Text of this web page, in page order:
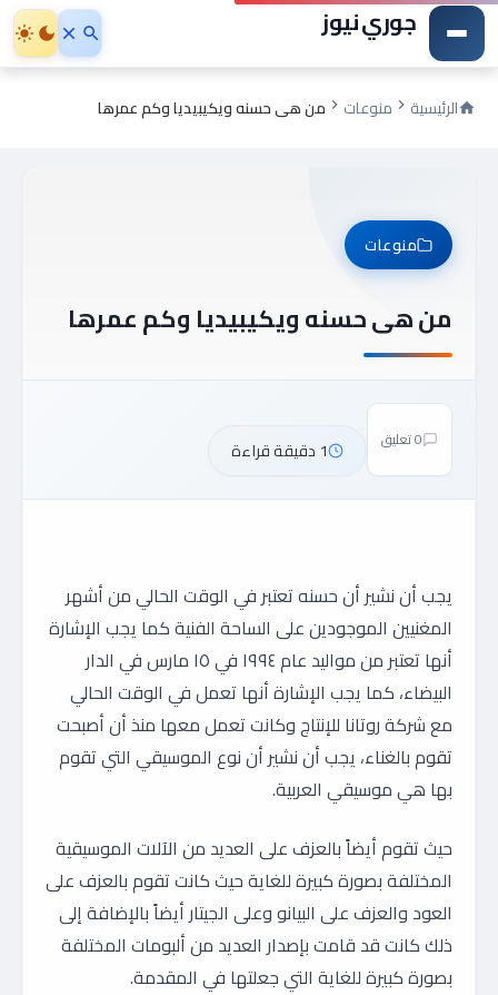
جوري نيوز
الرئيسية منوعات من هى حسنه ويكيبيديا وكم عمرها
منوعات
من هى حسنه ويكيبيديا وكم عمرها
0 تعليق 1 دقيقة قراءة
يجب أن نشير أن حسنه تعتبر في الوقت الحالي من أشهر
المغنيين الموجودين على الساحة الفنية كما يجب الإشارة
أنها تعتبر من مواليد عام ١٩٩٤ في ١٥ مارس في الدار
البيضاء، كما يجب الإشارة أنها تعمل في الوقت الحالي
مع شركة روتانا للإنتاج وكانت تعمل معها منذ أن أصبحت
تقوم بالغناء، يجب أن نشير أن نوع الموسيقي التي تقوم
بها هي موسيقي العربية.
حيث تقوم أيضاً بالعزف على العديد من الآلات الموسيقية
المختلفة بصورة كبيرة للغاية حيث كانت تقوم بالعزف على
العود والعزف على البيانو وعلى الجيتار أيضاً بالإضافة إلى
ذلك كانت قد قامت بإصدار العديد من ألبومات المختلفة
بصورة كبيرة للغاية التي جعلتها في المقدمة.